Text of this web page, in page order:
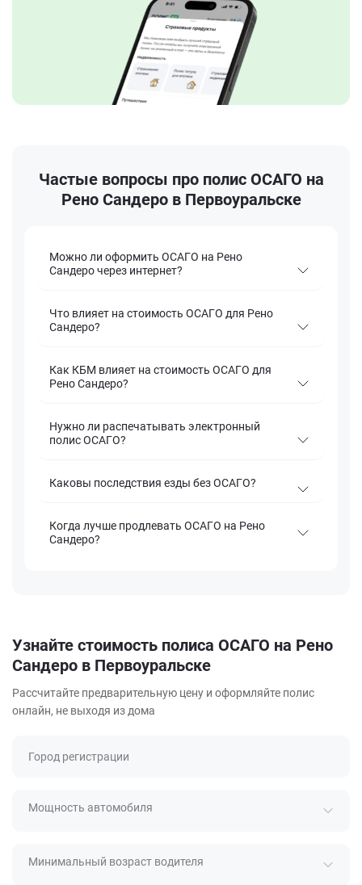
Частые вопросы про полис ОСАГО на
Рено Сандеро в Первоуральске
Можно ли оформить ОСАГО на Рено
Сандеро через интернет?
Что влияет на стоимость ОСАГО для Рено
Сандеро?
Как КБМ влияет на стоимость ОСАГО для
Рено Сандеро?
Нужно ли распечатывать электронный
полис ОСАГО?
Каковы последствия езды без ОСАГО?
Когда лучше продлевать ОСАГО на Рено
Сандеро?
Узнайте стоимость полиса ОСАГО на Рено
Сандеро в Первоуральске
Рассчитайте предварительную цену и оформляйте полис
онлайн, не выходя из дома
Город регистрации
Мощность автомобиля
Минимальный возраст водителя